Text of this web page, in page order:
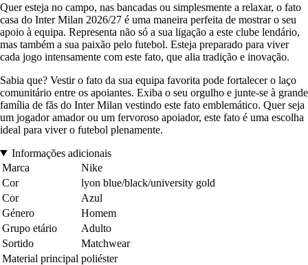
Quer esteja no campo, nas bancadas ou simplesmente a relaxar, o fato
casa do Inter Milan 2026/27 é uma maneira perfeita de mostrar o seu
apoio à equipa. Representa não só a sua ligação a este clube lendário,
mas também a sua paixão pelo futebol. Esteja preparado para viver
cada jogo intensamente com este fato, que alia tradição e inovação.
Sabia que? Vestir o fato da sua equipa favorita pode fortalecer o laço
comunitário entre os apoiantes. Exiba o seu orgulho e junte-se à grande
família de fãs do Inter Milan vestindo este fato emblemático. Quer seja
um jogador amador ou um fervoroso apoiador, este fato é uma escolha
ideal para viver o futebol plenamente.
Informações adicionais
Marca
Nike
Cor
lyon blue/black/university gold
Cor
Azul
Género
Homem
Grupo etário
Adulto
Sortido
Matchwear
Material principal poliéster